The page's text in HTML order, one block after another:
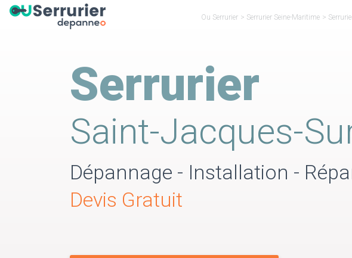
Ou Serrurier > Serrurier Seine-Maritime > Serrurier
Serrurier
Saint-Jacques-
Dépannage - Installation -
Devis Gratuit